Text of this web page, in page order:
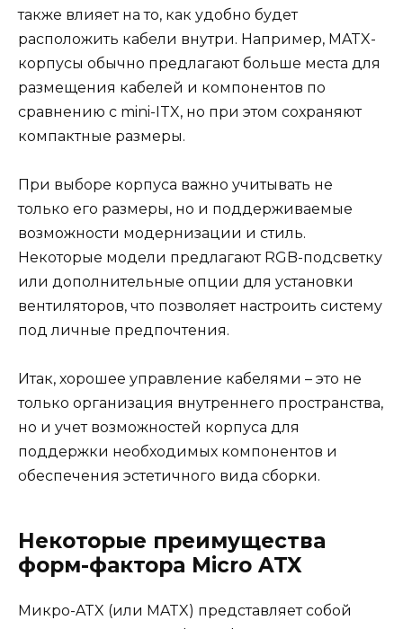
также влияет на то, как удобно будет
расположить кабели внутри. Например, MATX-
корпусы обычно предлагают больше места для
размещения кабелей и компонентов по
сравнению с mini-ITX, но при этом сохраняют
компактные размеры.
При выборе корпуса важно учитывать не
только его размеры, но и поддерживаемые
возможности модернизации и стиль.
Некоторые модели предлагают RGB-подсветку
или дополнительные опции для установки
вентиляторов, что позволяет настроить систему
под личные предпочтения.
Итак, хорошее управление кабелями – это не
только организация внутреннего пространства,
но и учет возможностей корпуса для
поддержки необходимых компонентов и
обеспечения эстетичного вида сборки.
Некоторые преимущества
форм-фактора Micro ATX
Микро-ATX (или MATX) представляет собой